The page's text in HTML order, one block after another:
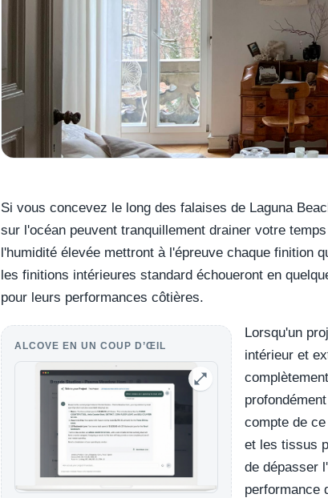
Si vous concevez le long des falaises de Laguna
sur l'océan peuvent tranquillement drainer votre
l'humidité élevée mettront à l'épreuve chaque finition
les finitions intérieures standard échoueront en
pour leurs performances côtières.
ALCOVE EN UN COUP D’ŒIL
Lorsqu'un
intérieur et
compte de
et les tissus
de dépasser
performance